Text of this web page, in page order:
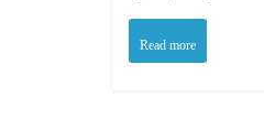
Read more